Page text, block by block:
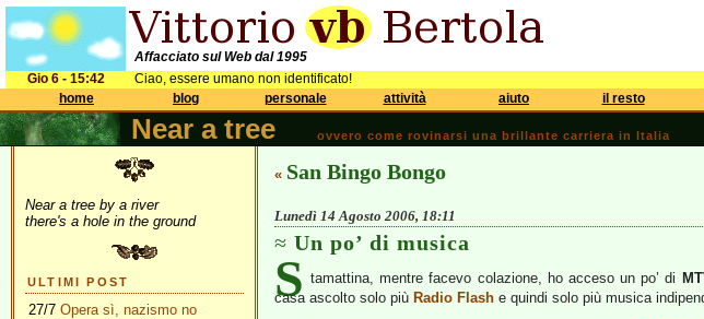
Affacciato sul Web dal 1995
Gio 6 - 15:42
Ciao, essere umano non identificato!
home
blog personale attività aiuto il resto
Near a tree ovvero come rovinarsi una brillante carriera in Italia
Near a tree by a river
there's a hole in the ground
ULTIMI POST
27/7 Opera sì, nazismo no
« San Bingo Bongo
Lunedì 14 Agosto 2006, 18:11
Un po’ di musica
S tamattina, mentre facevo colazione, ho acceso un po’ di
casa ascolto solo più Radio Flash e quindi solo più musica